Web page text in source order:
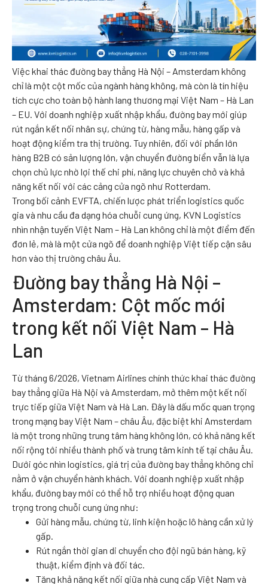
Việc khai thác đường bay thẳng Hà Nội – Amsterdam không
chỉ là một cột mốc của ngành hàng không, mà còn là tín hiệu
tích cực cho toàn bộ hành lang thương mại Việt Nam – Hà Lan
– EU. Với doanh nghiệp xuất nhập khẩu, đường bay mới giúp
rút ngắn kết nối nhân sự, chứng từ, hàng mẫu, hàng gấp và
hoạt động kiểm tra thị trường. Tuy nhiên, đối với phần lớn
hàng B2B có sản lượng lớn, vận chuyển đường biển vẫn là lựa
chọn chủ lực nhờ lợi thế chi phí, năng lực chuyên chở và khả
năng kết nối với các cảng cửa ngõ như Rotterdam.
Trong bối cảnh EVFTA, chiến lược phát triển logistics quốc
gia và nhu cầu đa dạng hóa chuỗi cung ứng, KVN Logistics
nhìn nhận tuyến Việt Nam – Hà Lan không chỉ là một điểm đến
đơn lẻ, mà là một cửa ngõ để doanh nghiệp Việt tiếp cận sâu
hơn vào thị trường châu Âu.
Đường bay thẳng Hà Nội –
Amsterdam: Cột mốc mới
trong kết nối Việt Nam – Hà
Lan
Từ tháng 6/2026, Vietnam Airlines chính thức khai thác đường
bay thẳng giữa Hà Nội và Amsterdam, mở thêm một kết nối
trực tiếp giữa Việt Nam và Hà Lan. Đây là dấu mốc quan trọng
trong mạng bay Việt Nam – châu Âu, đặc biệt khi Amsterdam
là một trong những trung tâm hàng không lớn, có khả năng kết
nối rộng tới nhiều thành phố và trung tâm kinh tế tại châu Âu.
Dưới góc nhìn logistics, giá trị của đường bay thẳng không chỉ
nằm ở vận chuyển hành khách. Với doanh nghiệp xuất nhập
khẩu, đường bay mới có thể hỗ trợ nhiều hoạt động quan
trọng trong chuỗi cung ứng như:
Gửi hàng mẫu, chứng từ, linh kiện hoặc lô hàng cần xử lý
gấp.
Rút ngắn thời gian di chuyển cho đội ngũ bán hàng, kỹ
thuật, kiểm định và đối tác.
Tăng khả năng kết nối giữa nhà cung cấp Việt Nam và